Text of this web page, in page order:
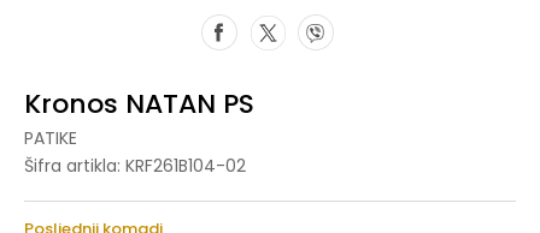
Kronos NATAN PS
PATIKE
Šifra artikla: KRF261B104-02